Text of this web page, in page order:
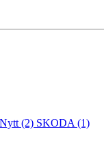
Nytt (2) SKODA (1)